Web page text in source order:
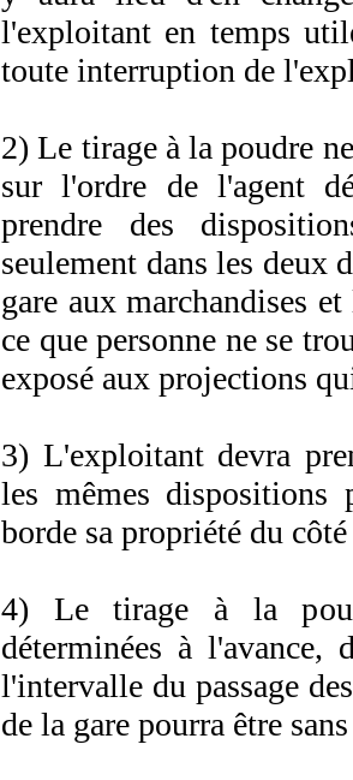
l'exploitant en temps
toute interruption de
2) Le tirage à la poudre
sur l'ordre de l'agent
prendre des
seulement dans les deux
gare aux marchandises
ce que personne ne se
exposé aux projections
3) L'exploitant devra
les mêmes
borde sa propriété du
4) Le tirage à la
déterminées à l'avance,
l'intervalle du passage
de la gare pourra être